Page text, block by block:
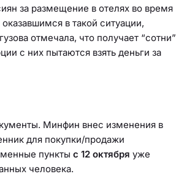
за размещение в отелях во время
в такой ситуации,
отмечала, что получает “сотни”
с них пытаются взять деньги за
Минфин внес изменения в
для покупки/продажи
пункты с 12 октября уже
человека.